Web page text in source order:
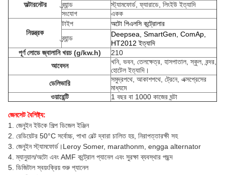
অল্টারনেটর
ব্র্যান্ড
স্ট্যামফোর্ড, ফ্যারাডে, লিংইউ ইত্যাদি
সংযোগ
একক
নিয়ন্ত্রক
টাইপ
অটো পিএলসি কন্ট্রোলার
ব্র্যান্ড
Deepsea, SmartGen, ComAp,
HT2012 ইত্যাদি
পূর্ণ লোডে জ্বালানি খরচ (g/kw.h)
210
আবেদন
খনি, ভবন, তেলক্ষেত্র, হাসপাতাল, স্কুল, বন্দর,
হোটেল ইত্যাদি।
ডেলিভারি
সমুদ্রপথে, আকাশপথে, ট্রেনে, এক্সপ্রেসের
মাধ্যমে
ওয়ারেন্টি
1 বছর বা 1000 কাজের ঘন্টা
জেনসেট বৈশিষ্ট্য:
1. জেনুইন ইউকে শিল্প ডিজেল ইঞ্জিন
2. রেডিয়েটর 50°C সর্বোচ্চ, পাখা বেল্ট দ্বারা চালিত হয়, নিরাপত্তারক্ষী সহ
3. জেনুইন স্ট্যামফোর্ড।Leroy Somer, marathonm, engga alternator
4. ম্যানুয়াল/অটো এবং AMF কন্ট্রোল প্যানেল এবং সুরক্ষা ব্যবস্থার পছন্দ
5. ডিজিটাল স্বয়ংক্রিয় শুরু প্যানেল